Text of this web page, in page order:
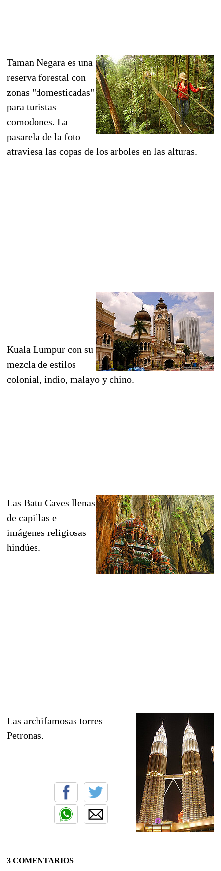
Taman Negara es una
reserva forestal con
zonas "domesticadas"
para turistas
comodones. La
pasarela de la foto
atraviesa las copas de los arboles en las alturas.
Kuala Lumpur con su
mezcla de estilos
colonial, indio, malayo y chino.
Las Batu Caves llenas
de capillas e
imágenes religiosas
hindúes.
Las archifamosas torres
Petronas.
3 COMENTARIOS